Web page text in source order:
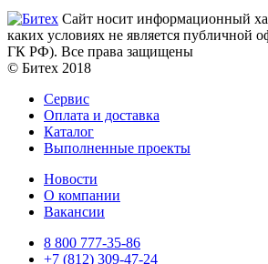
Сайт носит информационный
каких условиях не является публичной
ГК РФ). Все права защищены
© Битех 2018
Сервис
Оплата и доставка
Каталог
Выполненные проекты
Новости
О компании
Вакансии
8 800 777-35-86
+7 (812) 309-47-24